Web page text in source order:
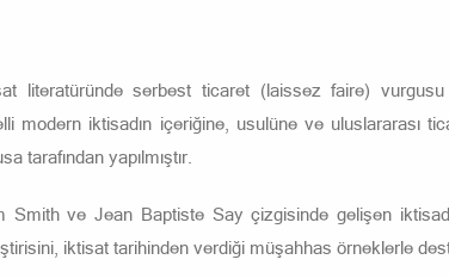
literatüründe serbest ticaret (laissez faire)
modern iktisadın içeriğine, usulüne ve uluslararası
tarafından yapılmıştır.
Smith ve Jean Baptiste Say çizgisinde gelişen
iktisat tarihinden verdiği müşahhas örneklerle